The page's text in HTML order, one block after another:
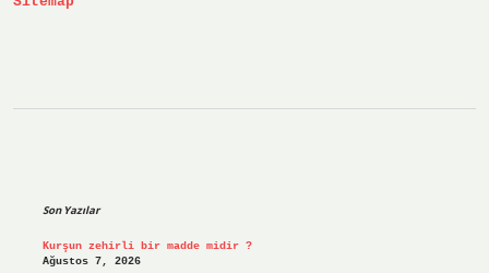
Son Yazılar
Kurşun zehirli bir madde midir ?
Ağustos 7, 2026